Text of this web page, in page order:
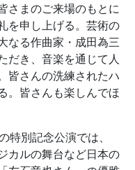
さまのご来場のもとに
を申し上げる。芸術の
なる作曲家・成田為三
だき、音楽を通じて人
皆さんの洗練されたハ
。皆さんも楽しんでほ
特別記念公演では、
カルの舞台など日本の